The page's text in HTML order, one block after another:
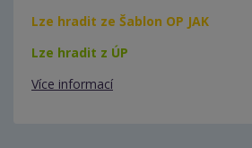
Lze hradit ze Šablon OP JAK
Lze hradit z ÚP
Více informací